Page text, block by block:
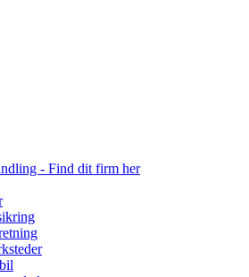
- Find dit firm her